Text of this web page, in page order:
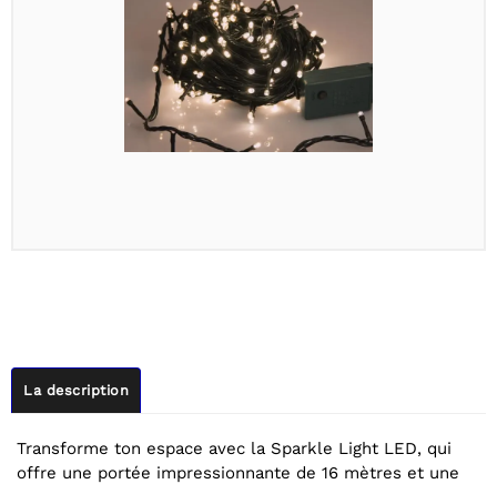
La description
Transforme ton espace avec la Sparkle Light LED, qui
offre une portée impressionnante de 16 mètres et une